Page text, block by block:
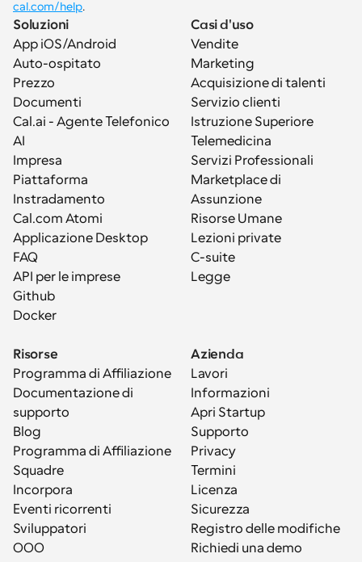
cal.com/help.
Soluzioni
App iOS/Android
Auto-ospitato
Prezzo
Documenti
Cal.ai - Agente Telefonico
AI
Impresa
Piattaforma
Instradamento
Cal.com Atomi
Applicazione Desktop
FAQ
API per le imprese
Github
Docker
Casi d'uso
Vendite
Marketing
Acquisizione di talenti
Servizio clienti
Istruzione Superiore
Telemedicina
Servizi Professionali
Marketplace di
Assunzione
Risorse Umane
Lezioni private
C-suite
Legge
Risorse
Programma di Affiliazione
Documentazione di
supporto
Blog
Programma di Affiliazione
Squadre
Incorpora
Eventi ricorrenti
Sviluppatori
OOO
Azienda
Lavori
Informazioni
Apri Startup
Supporto
Privacy
Termini
Licenza
Sicurezza
Registro delle modifiche
Richiedi una demo